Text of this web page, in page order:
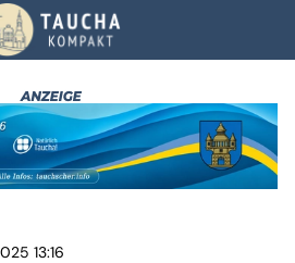
Tauchscher
13:16